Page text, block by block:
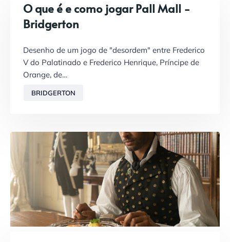
O que é e como jogar Pall Mall -
Bridgerton
Desenho de um jogo de "desordem" entre Frederico
V do Palatinado e Frederico Henrique, Príncipe de
Orange, de…
BRIDGERTON